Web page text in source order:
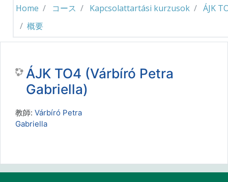
Home コース Kapcsolattartási kurzusok
ÁJK
概要
ÁJK TO4 (Várbíró Petra
Gabriella)
教師: Várbíró Petra
Gabriella